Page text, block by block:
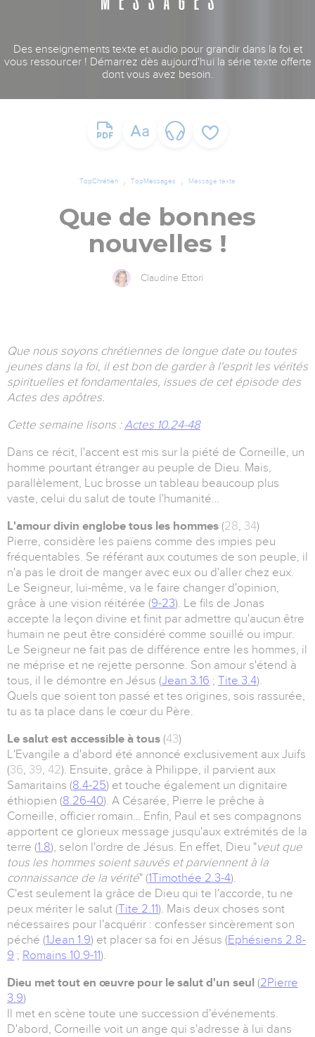
Des enseignements texte et audio pour grandir dans la foi et
vous ressourcer ! Démarrez dès aujourd'hui la série texte offerte
dont vous avez besoin.
TopChrétien TopMessages Message texte
Que de bonnes
nouvelles !
Claudine Ettori
Que nous soyons chrétiennes de longue date ou toutes
jeunes dans la foi, il est bon de garder à l'esprit les vérités
spirituelles et fondamentales, issues de cet épisode des
Actes des apôtres.
Cette semaine lisons :Actes 10.24-48
Dans ce récit, l'accent est mis sur la piété de Corneille, un
homme pourtant étranger au peuple de Dieu. Mais,
parallèlement, Luc brosse un tableau beaucoup plus
vaste, celui du salut de toute l'humanité…
L'amour divin englobe tous les hommes (28, 34)
Pierre, considère les païens comme des impies peu
fréquentables. Se référant aux coutumes de son peuple, il
n'a pas le droit de manger avec eux ou d'aller chez eux.
Le Seigneur, lui-même, va le faire changer d'opinion,
grâce à une vision réitérée (9-23). Le fils de Jonas
accepte la leçon divine et finit par admettre qu'aucun être
humain ne peut être considéré comme souillé ou impur.
Le Seigneur ne fait pas de différence entre les hommes, il
ne méprise et ne rejette personne. Son amour s'étend à
tous, il le démontre en Jésus (Jean 3.16 ; Tite 3.4).
Quels que soient ton passé et tes origines, sois rassurée,
tu as ta place dans le cœur du Père.
Le salut est accessible à tous (43)
L'Evangile a d'abord été annoncé exclusivement aux Juifs
(36, 39, 42). Ensuite, grâce à Philippe, il parvient aux
Samaritains (8.4-25) et touche également un dignitaire
éthiopien (8.26-40). A Césarée, Pierre le prêche à
Corneille, officier romain… Enfin, Paul et ses compagnons
apportent ce glorieux message jusqu'aux extrémités de la
terre (1.8), selon l'ordre de Jésus. En effet, Dieu "veut que
tous les hommes soient sauvés et parviennent à la
connaissance de la vérité" (1Timothée 2.3-4).
C'est seulement la grâce de Dieu qui te l'accorde, tu ne
peux mériter le salut (Tite 2.11). Mais deux choses sont
nécessaires pour l'acquérir : confesser sincèrement son
péché (1Jean 1.9) et placer sa foi en Jésus (Ephésiens 2.8-
9 ; Romains 10.9-11).
Dieu met tout en œuvre pour le salut d'un seul (2Pierre
3.9)
Il met en scène toute une succession d'événements.
D'abord, Corneille voit un ange qui s'adresse à lui dans